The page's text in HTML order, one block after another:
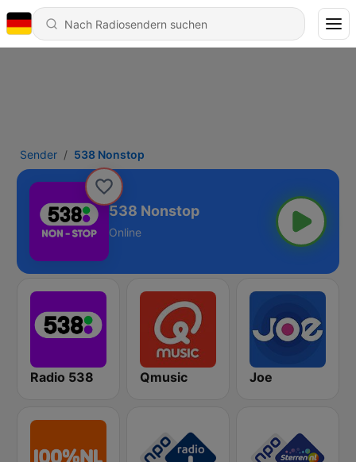
Sender 538 Nonstop
538 Nonstop
Online
Radio 538 Qmusic Joe